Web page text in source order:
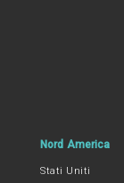
Nord America
Stati Uniti